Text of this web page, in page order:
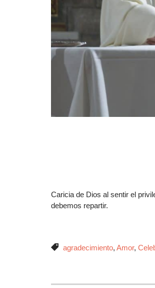
Caricia de Dios al sentir el
debemos repartir.
 Etiquetas
agradecimiento, Amor,